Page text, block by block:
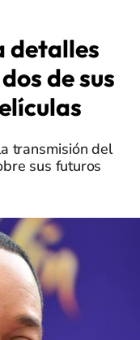
detalles
de sus
transmisión del
sus futuros